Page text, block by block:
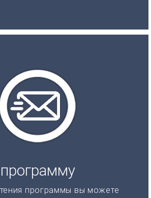
программы вы можете